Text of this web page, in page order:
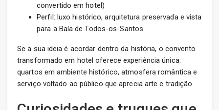
convertido em hotel)
Perfil: luxo histórico, arquitetura preservada e vista
para a Baía de Todos-os-Santos
Se a sua ideia é acordar dentro da história, o convento
transformado em hotel oferece experiência única:
quartos em ambiente histórico, atmosfera romântica e
serviço voltado ao público que aprecia arte e tradição.